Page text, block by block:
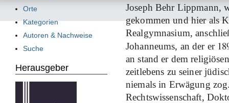
Joseph Behr Lippmann,
gekommen und hier als
Realgymnasium,
Johanneums, an der er
an stand er dem
zeitlebens zu seiner
niemals in Erwägung
Rechtswissenschaft,
Orte
Kategorien
Autoren & Nachweise
Suche
Herausgeber